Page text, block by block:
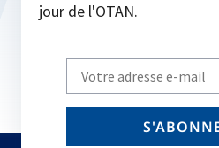
jour de l'OTAN.
Write
your
email